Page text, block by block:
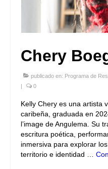
Chery
publicado en: Programa de
|
0
Kelly Chery es una artista
caribeña, graduada en
l’image de Angulema. Su
escritura poética,
inmersiva para explorar
territorio e identidad …